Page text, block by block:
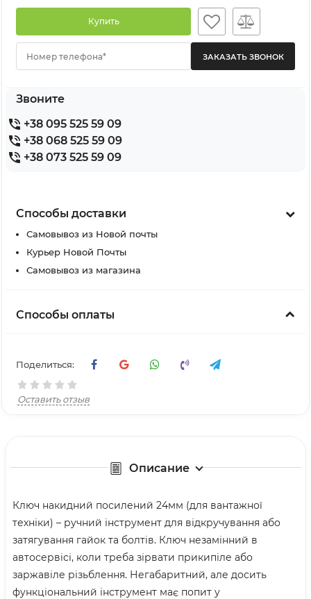
Купить
Номер телефона*
Звоните
+38 095 525 59 09
+38 068 525 59 09
+38 073 525 59 09
Способы доставки
Самовывоз из Новой почты
Курьер Новой Почты
Самовывоз из магазина
Способы оплаты
Поделиться:
Оставить отзыв
Описание
Ключ накидний посилений 24мм (для вантажної
техніки) – ручний інструмент для відкручування або
затягування гайок та болтів. Ключ незамінний в
автосервісі, коли треба зірвати прикипіле або
заржавіле різьблення. Негабаритний, але досить
функціональний інструмент має попит у